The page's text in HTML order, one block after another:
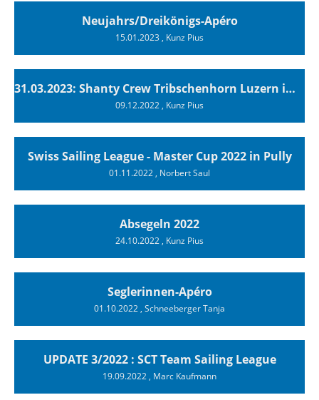
Neujahrs/Dreikönigs-Apéro
15.01.2023, Kunz Pius
31.03.2023: Shanty Crew Tribschenhorn Luzern im Stadtkeller
09.12.2022, Kunz Pius
Swiss Sailing League - Master Cup 2022 in Pully
01.11.2022, Norbert Saul
Absegeln 2022
24.10.2022, Kunz Pius
Seglerinnen-Apéro
01.10.2022, Schneeberger Tanja
UPDATE 3/2022 : SCT Team Sailing League
19.09.2022, Marc Kaufmann